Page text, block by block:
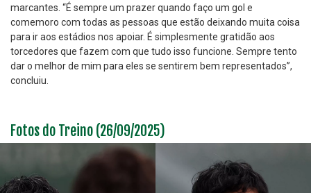
marcantes. “É sempre um prazer quando faço um gol e
comemoro com todas as pessoas que estão deixando muita coisa
para ir aos estádios nos apoiar. É simplesmente gratidão aos
torcedores que fazem com que tudo isso funcione. Sempre tento
dar o melhor de mim para eles se sentirem bem representados”,
concluiu.
Fotos do Treino (26/09/2025)